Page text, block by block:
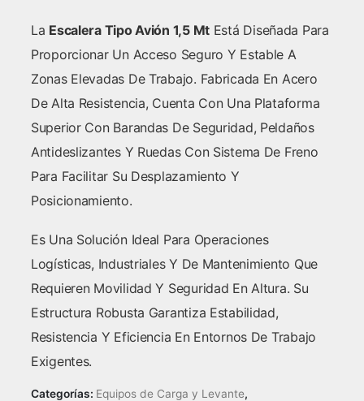
La Escalera Tipo Avión 1,5 MtEstá Diseñada Para
Proporcionar Un Acceso Seguro Y Estable A
Zonas Elevadas De Trabajo. Fabricada En Acero
De Alta Resistencia, Cuenta Con Una Plataforma
Superior Con Barandas De Seguridad, Peldaños
Antideslizantes Y Ruedas Con Sistema De Freno
Para Facilitar Su Desplazamiento Y
Posicionamiento.
Es Una Solución Ideal Para Operaciones
Logísticas, Industriales Y De Mantenimiento Que
Requieren Movilidad Y Seguridad En Altura. Su
Estructura Robusta Garantiza Estabilidad,
Resistencia Y Eficiencia En Entornos De Trabajo
Exigentes.
Categorías: Equipos de Carga y Levante,